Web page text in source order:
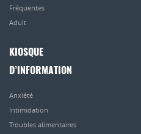
Fréquentes
Adult
KIOSQUE
D’INFORMATION
Anxiété
Intimidation
Troubles alimentaires